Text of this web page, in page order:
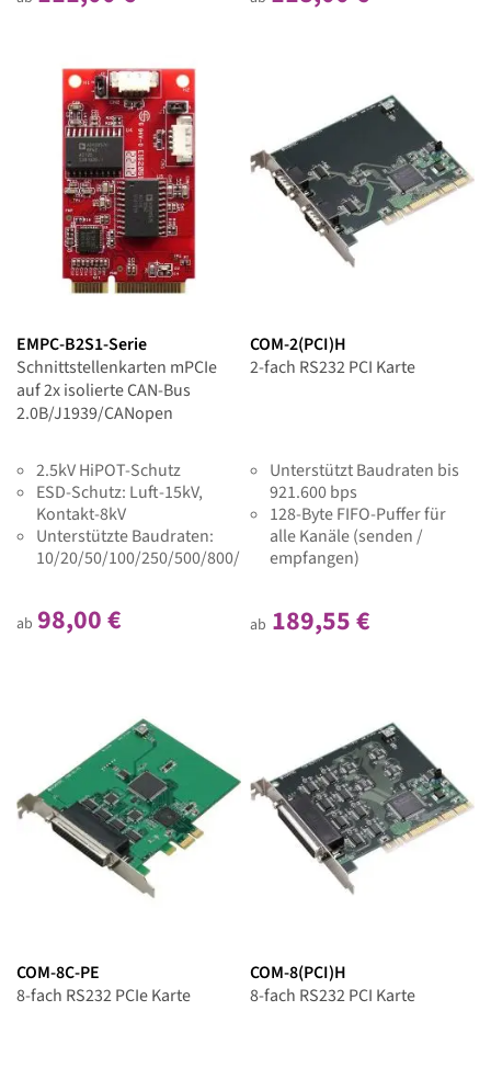
EMPC-B2S1-Serie
Schnittstellenkarten mPCIe
auf 2x isolierte CAN-Bus
2.0B/J1939/CANopen
2.5kV HiPOT-Schutz
ESD-Schutz: Luft-15kV,
Kontakt-8kV
Unterstützte Baudraten:
10/20/50/100/250/500/800/1000K
ab 98,00 €
COM-2(PCI)H
2-fach RS232 PCI Karte
Unterstützt Baudraten bis
921.600 bps
128-Byte FIFO-Puffer für
alle Kanäle (senden /
empfangen)
ab 189,55 €
COM-8C-PE
8-fach RS232 PCIe Karte
COM-8(PCI)H
8-fach RS232 PCI Karte